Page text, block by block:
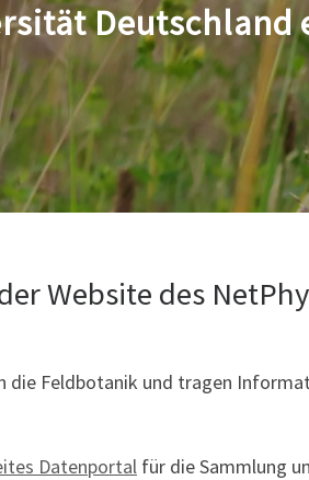
Deutschland
Website des
Feldbotanik und tragen
Datenportal für die Sammlung